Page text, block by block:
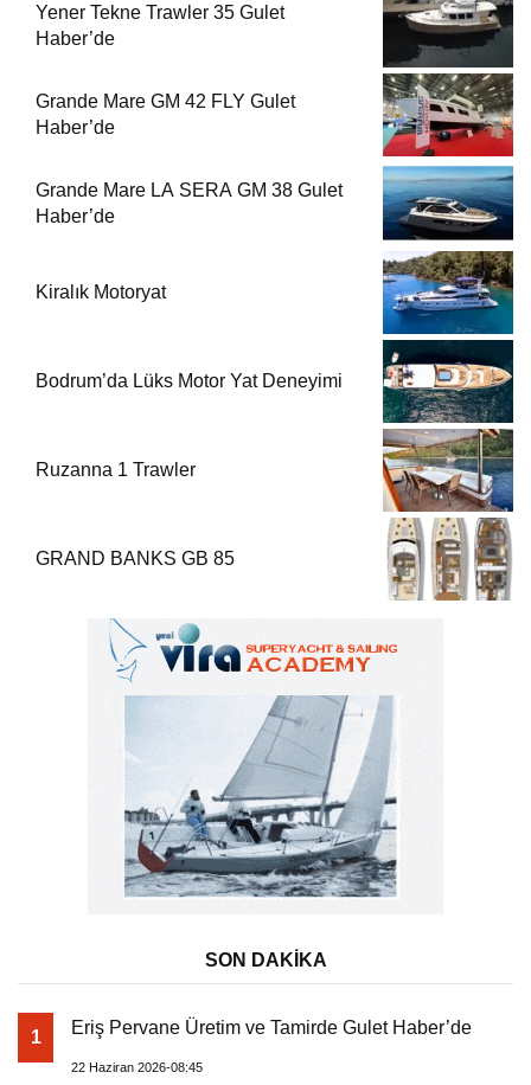
Yener Tekne Trawler 35 Gulet
Haber’de
Grande Mare GM 42 FLY Gulet
Haber’de
Grande Mare LA SERA GM 38 Gulet
Haber’de
Kiralık Motoryat
Bodrum’da Lüks Motor Yat Deneyimi
Ruzanna 1 Trawler
GRAND BANKS GB 85
SON DAKİKA
1 Eriş Pervane Üretim ve Tamirde Gulet Haber’de
22 Haziran 2026-08:45